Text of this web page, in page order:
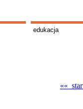
edukacja
««